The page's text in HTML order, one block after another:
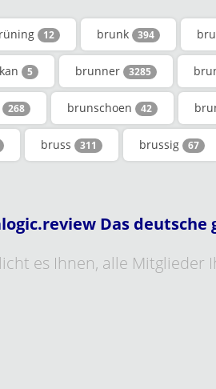
12 brunk 394
5 brunner 3285
268 brunschoen 42
bruss 311 brussig 67
Das deutsche
es Ihnen, alle